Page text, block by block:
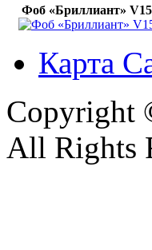
Фоб «Бриллиант»
Карта
Copyright
All Rights